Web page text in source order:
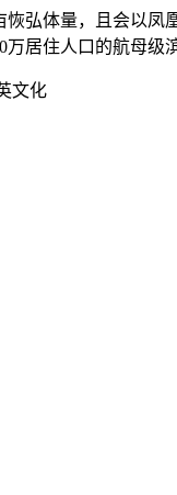
恢弘体量，且会以
居住人口的航母级
文化